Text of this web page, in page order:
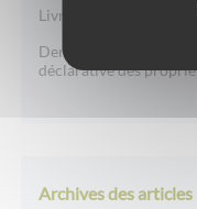
Livraison d’un
Dernière minute :
déclarative des
Archives des articles